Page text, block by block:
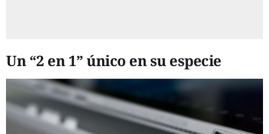
Un “2 en 1” único en su especie